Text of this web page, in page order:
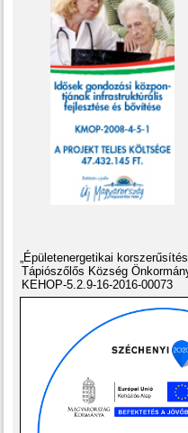
„Épületenergetikai korszerűsítés
Tápiószőlős Község
KEHOP-5.2.9-16-2016-00073